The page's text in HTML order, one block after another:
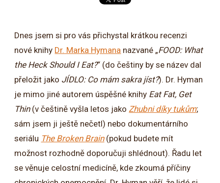
Dnes jsem si pro vás přichystal krátkou recenzi
nové knihy Dr. Marka Hymana nazvané „FOOD: What
the Heck Should I Eat?“ (do češtiny by se název dal
přeložit jako JÍDLO: Co mám sakra jíst?). Dr. Hyman
je mimo jiné autorem úspěšné knihy Eat Fat, Get
Thin(v češtině vyšla letos jakoZhubni díky tukům;
sám jsem ji ještě nečetl) nebo dokumentárního
seriálu The Broken Brain(pokud budete mít
možnost rozhodně doporučuji shlédnout). Řadu let
se věnuje celostní medicíně, kde zkoumá příčiny